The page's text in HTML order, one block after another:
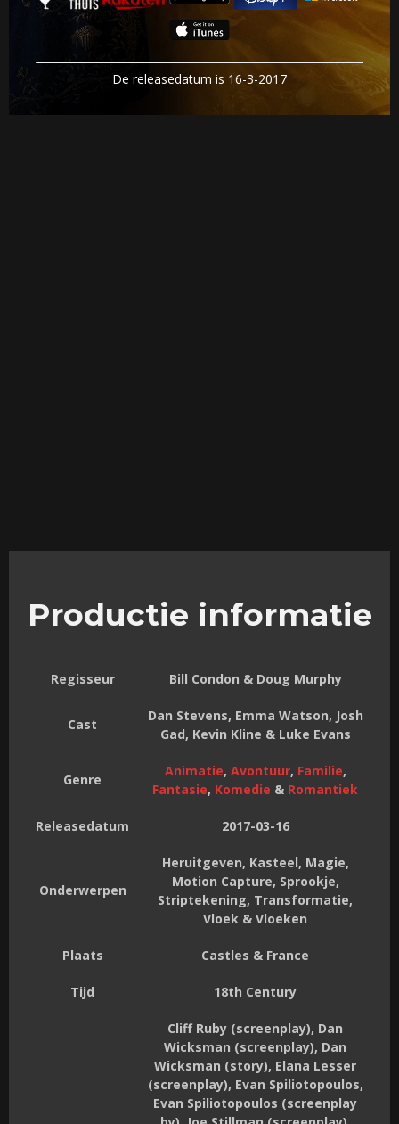
De releasedatum is 16-3-2017
Productie informatie
Regisseur Bill Condon & Doug Murphy
Cast
Dan Stevens, Emma Watson, Josh
Gad, Kevin Kline & Luke Evans
Genre
Animatie, Avontuur, Familie,
Fantasie, Komedie & Romantiek
Releasedatum 2017-03-16
Onderwerpen
Heruitgeven, Kasteel, Magie,
Motion Capture, Sprookje,
Striptekening, Transformatie,
Vloek & Vloeken
Plaats Castles & France
Tijd 18th Century
Cliff Ruby (screenplay), Dan
Wicksman (screenplay), Dan
Wicksman (story), Elana Lesser
(screenplay), Evan Spiliotopoulos,
Evan Spiliotopoulos (screenplay